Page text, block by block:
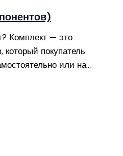
Комплект — это
который покупатель
или на…